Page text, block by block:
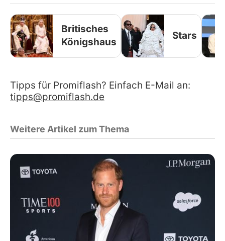
Britisches
Königshaus
Stars
Tipps für Promiflash? Einfach E-Mail an:
tipps@promiflash.de
Weitere Artikel zum Thema